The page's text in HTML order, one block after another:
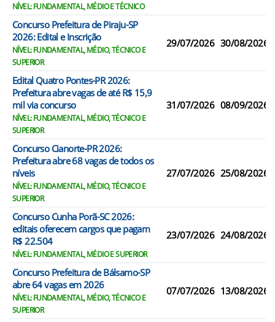
NÍVEL: FUNDAMENTAL, MÉDIO E TÉCNICO
Concurso Prefeitura de Piraju-SP
2026: Edital e Inscrição
NÍVEL: FUNDAMENTAL, MÉDIO, TÉCNICO E
SUPERIOR
29/07/2026 30/08/2026
Edital Quatro Pontes-PR 2026:
Prefeitura abre vagas de até R$ 15,9
mil via concurso
NÍVEL: FUNDAMENTAL, MÉDIO, TÉCNICO E
SUPERIOR
31/07/2026 08/09/2026
Concurso Cianorte-PR 2026:
Prefeitura abre 68 vagas de todos os
níveis
NÍVEL: FUNDAMENTAL, MÉDIO, TÉCNICO E
SUPERIOR
27/07/2026 25/08/2026
Concurso Cunha Porã-SC 2026:
editais oferecem cargos que pagam
R$ 22.504
NÍVEL: FUNDAMENTAL, MÉDIO E SUPERIOR
23/07/2026 24/08/2026
Concurso Prefeitura de Bálsamo-SP
abre 64 vagas em 2026
NÍVEL: FUNDAMENTAL, MÉDIO, TÉCNICO E
SUPERIOR
07/07/2026 13/08/2026